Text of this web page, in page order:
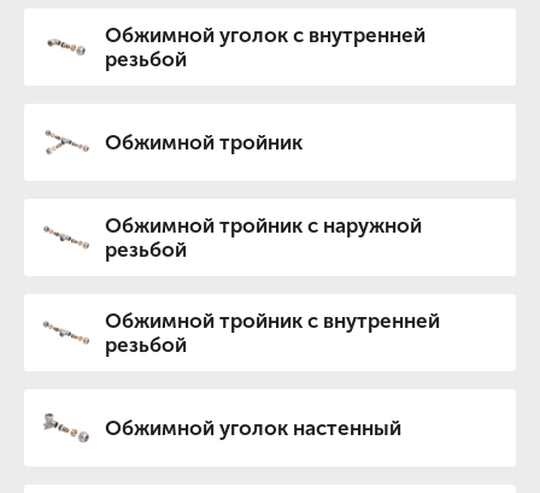
Обжимной уголок с внутренней
резьбой
Обжимной тройник
Обжимной тройник с наружной
резьбой
Обжимной тройник с внутренней
резьбой
Обжимной уголок настенный